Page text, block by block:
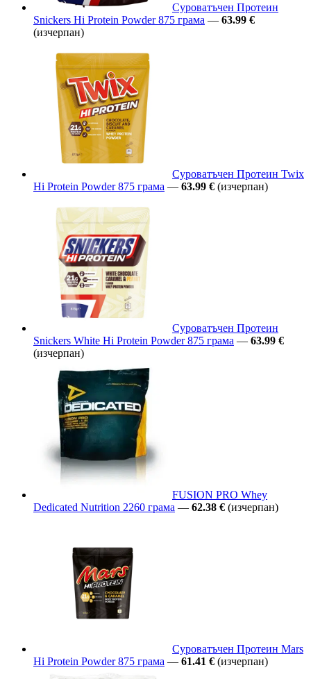
Суроватъчен Протеин
Snickers Hi Protein Powder 875 грама — 63.99 €
(изчерпан)
Суроватъчен Протеин Twix
Hi Protein Powder 875 грама — 63.99 € (изчерпан)
Суроватъчен Протеин
Snickers White Hi Protein Powder 875 грама — 63.99 €
(изчерпан)
FUSION PRO Whey
Dedicated Nutrition 2260 грама — 62.38 € (изчерпан)
Суроватъчен Протеин Mars
Hi Protein Powder 875 грама — 61.41 € (изчерпан)